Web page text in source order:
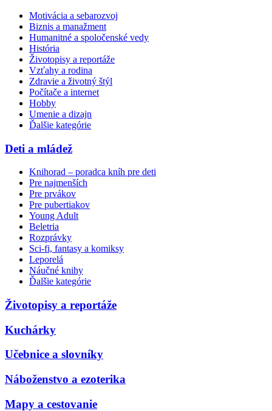
Motivácia a sebarozvoj
Biznis a manažment
Humanitné a spoločenské vedy
História
Životopisy a reportáže
Vzťahy a rodina
Zdravie a životný štýl
Počítače a internet
Hobby
Umenie a dizajn
Ďalšie kategórie
Deti a mládež
Knihorad – poradca kníh pre deti
Pre najmenších
Pre prvákov
Pre pubertiakov
Young Adult
Beletria
Rozprávky
Sci-fi, fantasy a komiksy
Leporelá
Náučné knihy
Ďalšie kategórie
Životopisy a reportáže
Kuchárky
Učebnice a slovníky
Náboženstvo a ezoterika
Mapy a cestovanie